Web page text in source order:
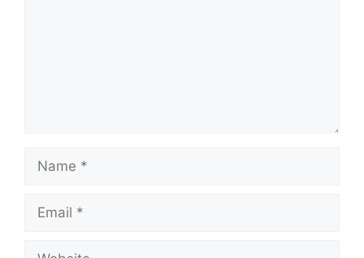
Name
Email
Website